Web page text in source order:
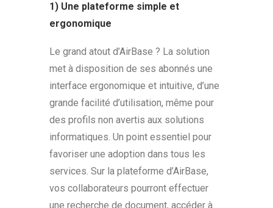
1) Une plateforme simple et
ergonomique
Le grand atout d’AirBase ? La solution
met à disposition de ses abonnés une
interface ergonomique et intuitive, d’une
grande facilité d’utilisation, même pour
des profils non avertis aux solutions
informatiques. Un point essentiel pour
favoriser une adoption dans tous les
services. Sur la plateforme d’AirBase,
vos collaborateurs pourront effectuer
une recherche de document, accéder à